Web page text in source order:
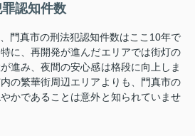
認知件数
門真市の刑法犯認知件数はここ10年で
に、再開発が進んだエリアでは街灯の
進み、夜間の安心感は格段に向上しま
の繁華街周辺エリアよりも、門真市の
かであることは意外と知られていませ